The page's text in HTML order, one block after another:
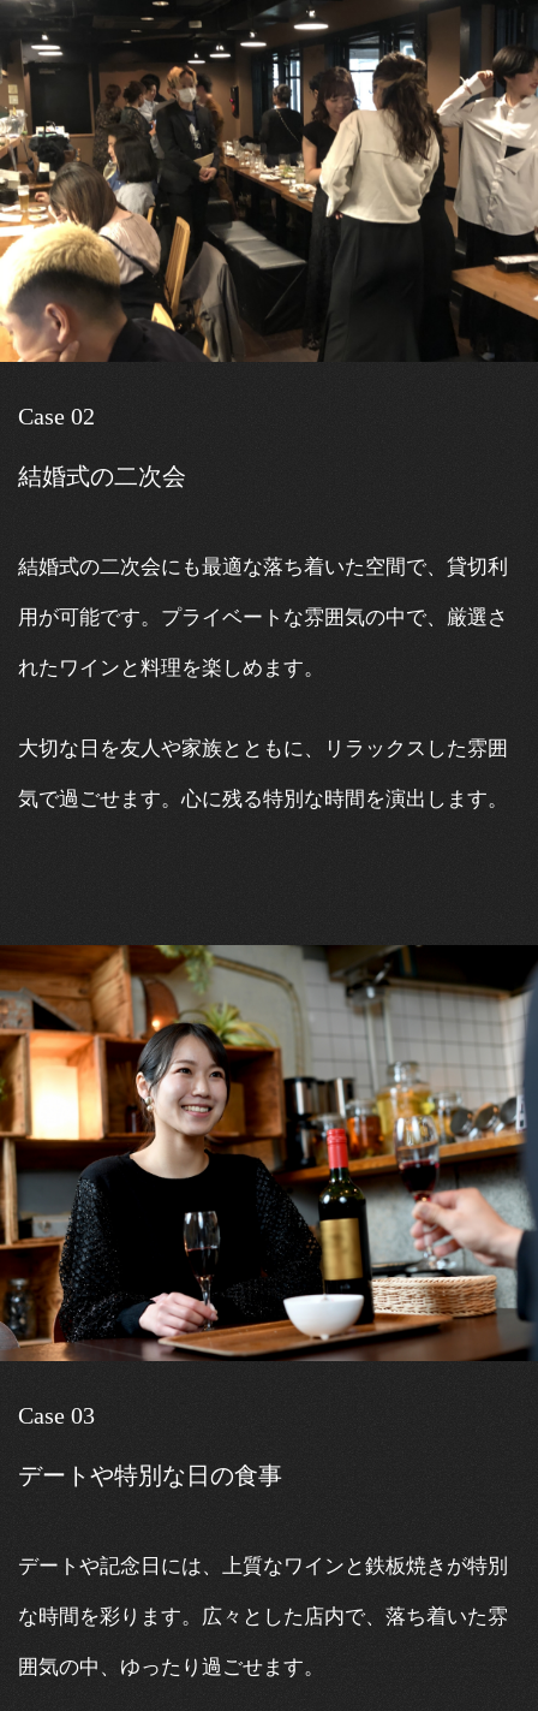
Case 02
結婚式の二次会
結婚式の二次会にも最適な落ち着いた空間で、貸切利
用が可能です。プライベートな雰囲気の中で、厳選さ
れたワインと料理を楽しめます。​​​​​​​
大切な日を友人や家族とともに、リラックスした雰囲
気で過ごせます。心に残る特別な時間を演出します。
Case 03
デートや特別な日の食事
デートや記念日には、上質なワインと鉄板焼きが特別
な時間を彩ります。広々とした店内で、落ち着いた雰
囲気の中、ゆったり過ごせます。​​​​​​​